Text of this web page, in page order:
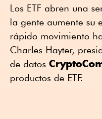
Los ETF abren una
la gente aumente su
rápido movimiento
Charles Hayter,
de datos
productos de ETF.